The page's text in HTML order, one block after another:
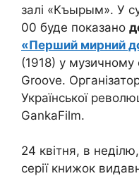
залі «Къырым». У
00 буде показано
«Перший мирний
(1918) у музичному
Groove.
Української
GankaFilm.
24 квітня, в
серії книжок